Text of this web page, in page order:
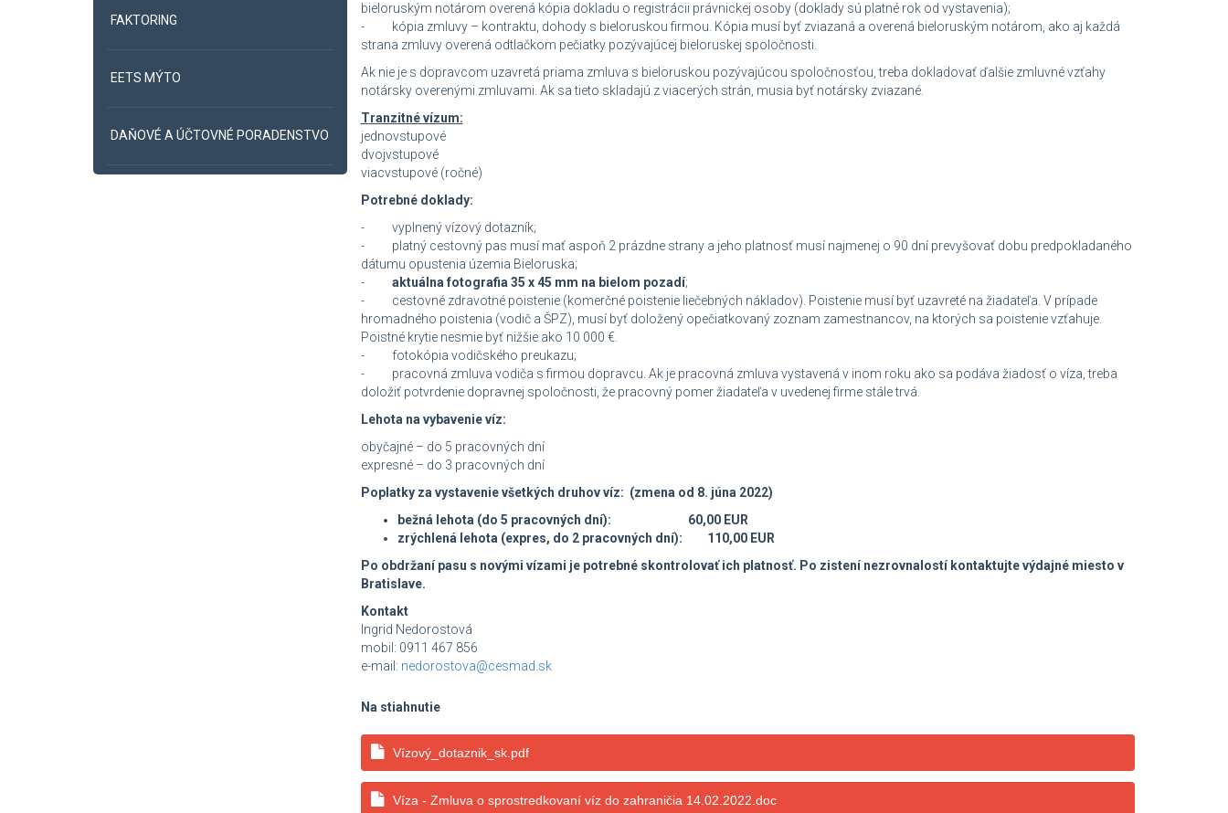
FAKTORING
EETS MÝTO
DAŇOVÉ A ÚČTOVNÉ PORADENSTVO
bieloruským notárom overená kópia dokladu o registrácii právnickej osoby (doklady sú platné rok od vystavenia);
- kópia zmluvy – kontraktu, dohody s bieloruskou firmou. Kópia musí byť zviazaná a overená bieloruským notárom, ako aj každá
strana zmluvy overená odtlačkom pečiatky pozývajúcej bieloruskej spoločnosti.
Ak nie je s dopravcom uzavretá priama zmluva s bieloruskou pozývajúcou spoločnosťou, treba dokladovať ďalšie zmluvné vzťahy
notársky overenými zmluvami. Ak sa tieto skladajú z viacerých strán, musia byť notársky zviazané.
Tranzitné vízum:
jednovstupové
dvojvstupové
viacvstupové (ročné)
Potrebné doklady:
- vyplnený vízový dotazník;
- platný cestovný pas musí mať aspoň 2 prázdne strany a jeho platnosť musí najmenej o 90 dní prevyšovať dobu predpokladaného
dátumu opustenia územia Bieloruska;
-
aktuálna fotografia 35 x 45 mm na bielom pozadí;
- cestovné zdravotné poistenie (komerčné poistenie liečebných nákladov). Poistenie musí byť uzavreté na žiadateľa. V prípade
hromadného poistenia (vodič a ŠPZ), musí byť doložený opečiatkovaný zoznam zamestnancov, na ktorých sa poistenie vzťahuje.
Poistné krytie nesmie byť nižšie ako 10 000 €.
- fotokópia vodičského preukazu;
- pracovná zmluva vodiča s firmou dopravcu. Ak je pracovná zmluva vystavená v inom roku ako sa podáva žiadosť o víza, treba
doložiť potvrdenie dopravnej spoločnosti, že pracovný pomer žiadateľa v uvedenej firme stále trvá.
Lehota na vybavenie víz:
obyčajné – do 5 pracovných dní
expresné – do 3 pracovných dní
Poplatky za vystavenie všetkých druhov víz: (zmena od 8. júna 2022)
bežná lehota (do 5 pracovných dní): 60,00 EUR
zrýchlená lehota (expres, do 2 pracovných dní): 110,00 EUR
Po obdržaní pasu s novými vízami je potrebné skontrolovať ich platnosť. Po zistení nezrovnalostí kontaktujte výdajné miesto v
Bratislave.
Kontakt
Ingrid Nedorostová
mobil: 0911 467 856
e-mail: nedorostova@cesmad.sk
Na stiahnutie
Vízový_dotaznik_sk.pdf
Víza - Zmluva o sprostredkovaní víz do zahraničia 14.02.2022.doc